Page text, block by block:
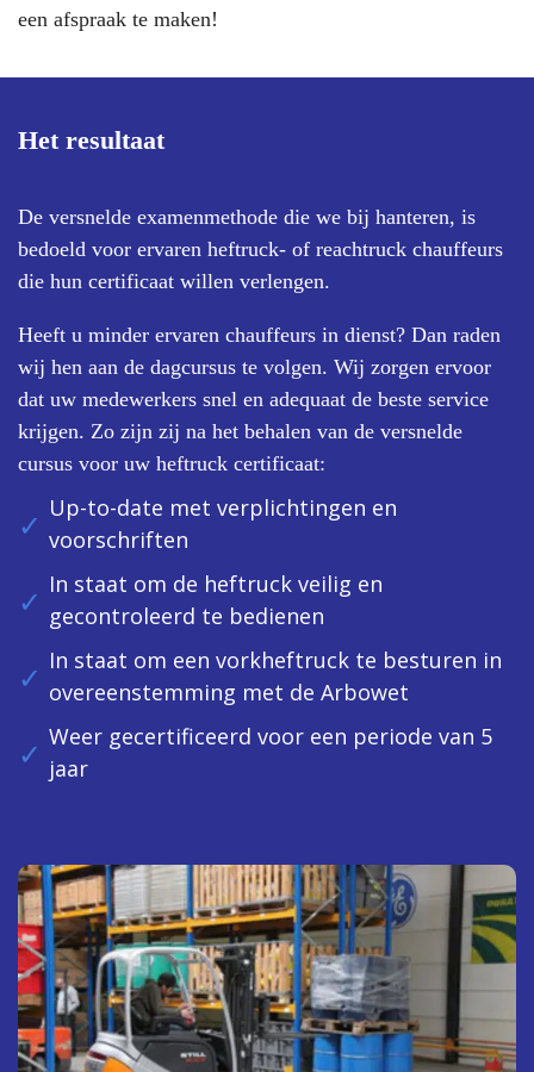
een afspraak te maken!
Het resultaat
De versnelde examenmethode die we bij hanteren, is
bedoeld voor ervaren heftruck- of reachtruck chauffeurs
die hun certificaat willen verlengen.
Heeft u minder ervaren chauffeurs in dienst? Dan raden
wij hen aan de dagcursus te volgen. Wij zorgen ervoor
dat uw medewerkers snel en adequaat de beste service
krijgen. Zo zijn zij na het behalen van de versnelde
cursus voor uw heftruck certificaat:
Up-to-date met verplichtingen en
voorschriften
In staat om de heftruck veilig en
gecontroleerd te bedienen
In staat om een vorkheftruck te besturen in
overeenstemming met de Arbowet
Weer gecertificeerd voor een periode van 5
jaar